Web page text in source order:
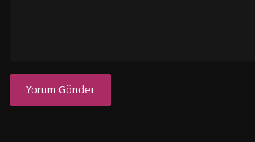
Yorum Gönder